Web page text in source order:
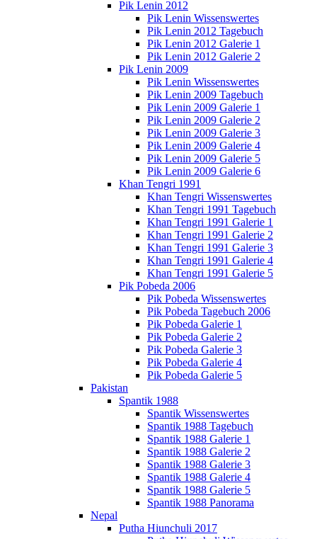
Pik Lenin 2012
Pik Lenin Wissenswertes
Pik Lenin 2012 Tagebuch
Pik Lenin 2012 Galerie 1
Pik Lenin 2012 Galerie 2
Pik Lenin 2009
Pik Lenin Wissenswertes
Pik Lenin 2009 Tagebuch
Pik Lenin 2009 Galerie 1
Pik Lenin 2009 Galerie 2
Pik Lenin 2009 Galerie 3
Pik Lenin 2009 Galerie 4
Pik Lenin 2009 Galerie 5
Pik Lenin 2009 Galerie 6
Khan Tengri 1991
Khan Tengri Wissenswertes
Khan Tengri 1991 Tagebuch
Khan Tengri 1991 Galerie 1
Khan Tengri 1991 Galerie 2
Khan Tengri 1991 Galerie 3
Khan Tengri 1991 Galerie 4
Khan Tengri 1991 Galerie 5
Pik Pobeda 2006
Pik Pobeda Wissenswertes
Pik Pobeda Tagebuch 2006
Pik Pobeda Galerie 1
Pik Pobeda Galerie 2
Pik Pobeda Galerie 3
Pik Pobeda Galerie 4
Pik Pobeda Galerie 5
Pakistan
Spantik 1988
Spantik Wissenswertes
Spantik 1988 Tagebuch
Spantik 1988 Galerie 1
Spantik 1988 Galerie 2
Spantik 1988 Galerie 3
Spantik 1988 Galerie 4
Spantik 1988 Galerie 5
Spantik 1988 Panorama
Nepal
Putha Hiunchuli 2017